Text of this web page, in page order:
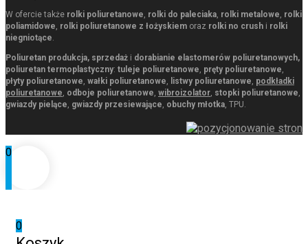
W ofercie także rolki poliuretanowe rolki do paleciaka rolki metalowe rolki
poliamidowe rolki poliuretanowe z łożyskiem oraz rolki no crush i rolki
niegniotące
Poliuretan produkcja, sprzedaż i dorabianie elastomerów poliuretanowych,
poliuretan termoplastyczny: tuleje poliuretanowe pręty poliuretanowe
płyty poliuretanowe wałki poliuretanowe listwy poliuretanowe podkładki
poliuretanowe odboje poliuretanowe wibroizolator stopki poliuretanowe
gwiazdy pielące gwiazdy przesiewające obuchy młotka , TPU.
0
0